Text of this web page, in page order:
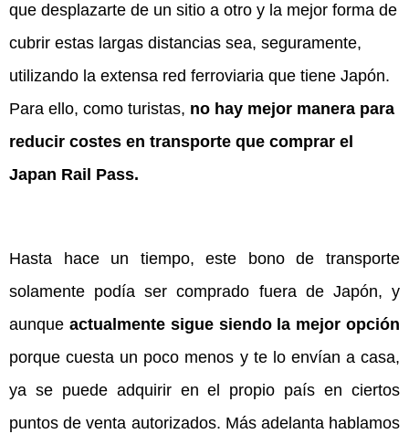
que desplazarte de un sitio a otro y la mejor forma de
cubrir estas largas distancias sea, seguramente,
utilizando la extensa red ferroviaria que tiene Japón.
Para ello, como turistas, no hay mejor manera para
reducir costes en transporte que comprar el
Japan Rail Pass.
Hasta hace un tiempo, este bono de transporte
solamente podía ser comprado fuera de Japón, y
aunque actualmente sigue siendo la mejor opción
porque cuesta un poco menos y te lo envían a casa,
ya se puede adquirir en el propio país en ciertos
puntos de venta autorizados. Más adelanta hablamos